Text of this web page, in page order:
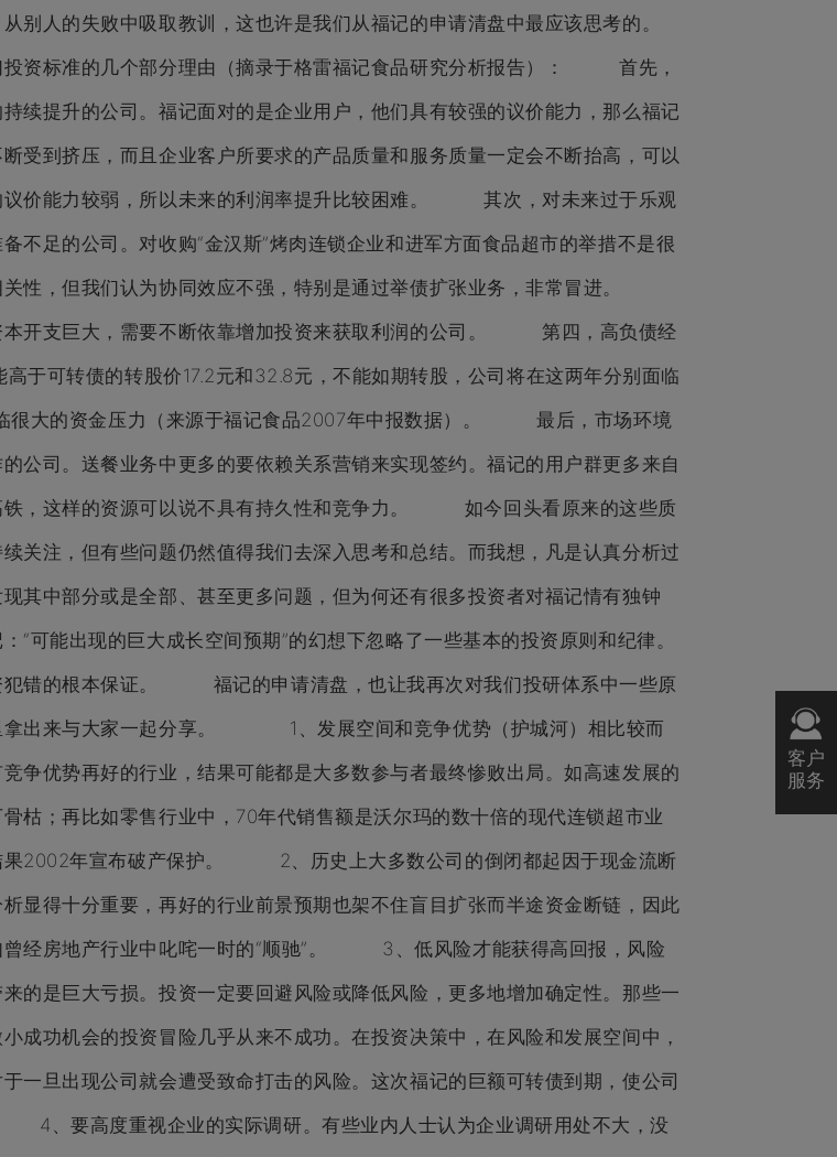
别人的失败中吸取教训，这也许是我们从福记的申请清盘中最应该思考的。
投资标准的几个部分理由（摘录于格雷福记食品研究分析报告）： 首先，
续提升的公司。福记面对的是企业用户，他们具有较强的议价能力，那么福记
受到挤压，而且企业客户所要求的产品质量和服务质量一定会不断抬高，可以
议价能力较弱，所以未来的利润率提升比较困难。 其次，对未来过于乐观
不足的公司。对收购“金汉斯”烤肉连锁企业和进军方面食品超市的举措不是很
关性，但我们认为协同效应不强，特别是通过举债扩张业务，非常冒进。
本开支巨大，需要不断依靠增加投资来获取利润的公司。 第四，高负债经
于可转债的转股价17.2元和32.8元，不能如期转股，公司将在这两年分别面临
很大的资金压力（来源于福记食品2007年中报数据）。 最后，市场环境
公司。送餐业务中更多的要依赖关系营销来实现签约。福记的用户群更多来自
铁，这样的资源可以说不具有持久性和竞争力。 如今回头看原来的这些质
关注，但有些问题仍然值得我们去深入思考和总结。而我想，凡是认真分析过
其中部分或是全部、甚至更多问题，但为何还有很多投资者对福记情有独钟
“可能出现的巨大成长空间预期”的幻想下忽略了一些基本的投资原则和纪律。
犯错的根本保证。 福记的申请清盘，也让我再次对我们投研体系中一些原
拿出来与大家一起分享。 1、发展空间和竞争优势（护城河）相比较而
争优势再好的行业，结果可能都是大多数参与者最终惨败出局。如高速发展的
枯；再比如零售行业中，70年代销售额是沃尔玛的数十倍的现代连锁超市业
果2002年宣布破产保护。 2、历史上大多数公司的倒闭都起因于现金流断
显得十分重要，再好的行业前景预期也架不住盲目扩张而半途资金断链，因此
曾经房地产行业中叱咤一时的“顺驰”。 3、低风险才能获得高回报，风险
的是巨大亏损。投资一定要回避风险或降低风险，更多地增加确定性。那些一
成功机会的投资冒险几乎从来不成功。在投资决策中，在风险和发展空间中，
一旦出现公司就会遭受致命打击的风险。这次福记的巨额可转债到期，使公司
、要高度重视企业的实际调研。有些业内人士认为企业调研用处不大，没
客户
服务